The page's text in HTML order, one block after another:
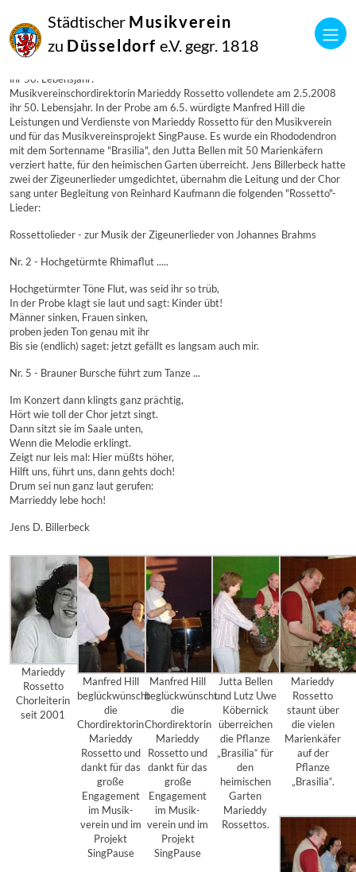
Städtischer Musikverein
zu Düsseldorf e.V. gegr. 1818
Mai
2008
Manfred Hill
ihr 50. Lebensjahr:
Musikvereinschordirektorin Marieddy Rossetto vollendete am 2.5.2008
ihr 50. Lebensjahr. In der Probe am 6.5. würdigte Manfred Hill die
Leistungen und Verdienste von Marieddy Rossetto für den Musikverein
und für das Musikvereinsprojekt SingPause. Es wurde ein Rhododendron
mit dem Sortenname "Brasilia", den Jutta Bellen mit 50 Marienkäfern
verziert hatte, für den heimischen Garten überreicht. Jens Billerbeck hatte
zwei der Zigeunerlieder umgedichtet, übernahm die Leitung und der Chor
sang unter Begleitung von Reinhard Kaufmann die folgenden "Rossetto"-
Lieder:
Rossettolieder - zur Musik der Zigeunerlieder von Johannes Brahms
Nr. 2 - Hochgetürmte Rhimaflut .....
Hochgetürmter Töne Flut, was seid ihr so trüb,
In der Probe klagt sie laut und sagt: Kinder übt!
Männer sinken, Frauen sinken,
proben jeden Ton genau mit ihr
Bis sie (endlich) saget: jetzt gefällt es langsam auch mir.
Nr. 5 - Brauner Bursche führt zum Tanze ...
Im Konzert dann klingts ganz prächtig,
Hört wie toll der Chor jetzt singt.
Dann sitzt sie im Saale unten,
Wenn die Melodie erklingt.
Zeigt nur leis mal: Hier müßts höher,
Hilft uns, führt uns, dann gehts doch!
Drum sei nun ganz laut gerufen:
Marrieddy lebe hoch!
Jens D. Billerbeck
Marieddy
Rossetto
Chorleiterin
seit 2001
Manfred Hill
beglückwünscht
die
Chordirektorin
Marieddy
Rossetto und
dankt für das
große
Engagement
im Musik-
verein und im
Projekt
SingPause
Manfred Hill
beglückwünscht
die
Chordirektorin
Marieddy
Rossetto und
dankt für das
große
Engagement
im Musik-
verein und im
Projekt
SingPause
Jutta Bellen
und Lutz Uwe
Köbernick
überreichen
die Pflanze
„Brasilia“ für
den
heimischen
Garten
Marieddy
Rossettos.
Marieddy
Rossetto
staunt über
die vielen
Marienkäfer
auf der
Pflanze
„Brasilia“.